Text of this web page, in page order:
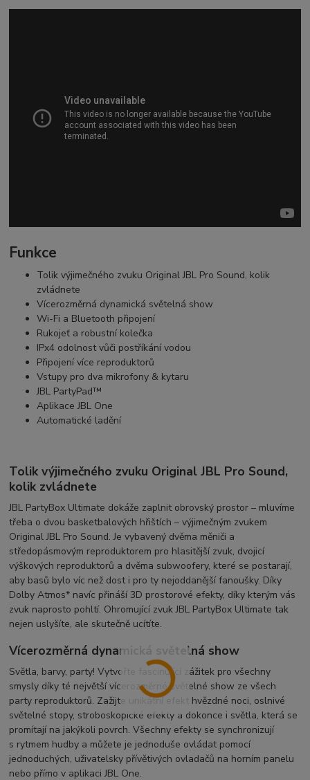
Funkce
Tolik výjimečného zvuku Original JBL Pro Sound, kolik
zvládnete
Vícerozměrná dynamická světelná show
Wi-Fi a Bluetooth připojení
Rukojeť a robustní kolečka
IPx4 odolnost vůči postříkání vodou
Připojení více reproduktorů
Vstupy pro dva mikrofony & kytaru
JBL PartyPad™
Aplikace JBL One
Automatické ladění
Tolik výjimečného zvuku Original JBL Pro Sound,
kolik zvládnete
JBL PartyBox Ultimate dokáže zaplnit obrovský prostor – mluvíme
třeba o dvou basketbalových hřištích – výjimečným zvukem
Original JBL Pro Sound. Je vybavený dvěma měniči a
středopásmovým reproduktorem pro hlasitější zvuk, dvojicí
výškových reproduktorů a dvěma subwoofery, které se postarají,
aby basů bylo víc než dost i pro ty nejoddanější fanoušky. Díky
Dolby Atmos* navíc přináší 3D prostorové efekty, díky kterým vás
zvuk naprosto pohltí. Ohromující zvuk JBL PartyBox Ultimate tak
nejen uslyšíte, ale skutečně ucítíte.
Vícerozměrná dynamická světelná show
Světla, barvy, party! Vytvořte fascinující zážitek pro všechny
smysly díky té největší vícerozměrné světelné show ze všech
party reproduktorů. Zažijte unikátní efekt hvězdné noci, oslnivé
světelné stopy, stroboskopické efekty a dokonce i světla, která se
promítají na jakýkoli povrch. Všechny efekty se synchronizují
s rytmem hudby a můžete je jednoduše ovládat pomocí
jednoduchých, uživatelsky přívětivých ovladačů na horním panelu
nebo přímo v aplikaci JBL One.